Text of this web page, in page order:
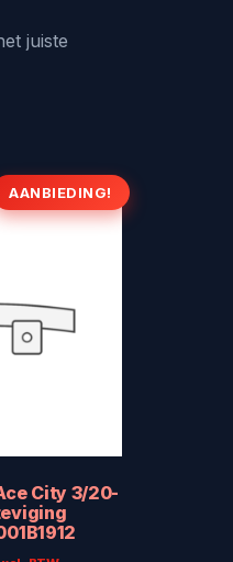
juiste
AANBIEDING!
City 3/20-